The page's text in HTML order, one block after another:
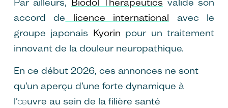
accord de licence international avec le
groupe japonais Kyorin pour un traitement
innovant de la douleur neuropathique.
En ce début 2026, ces annonces ne sont
qu’un aperçu d’une forte dynamique à
l’œuvre au sein de la filière santé